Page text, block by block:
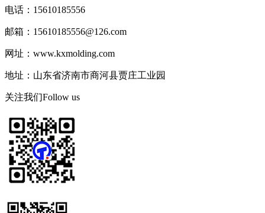
电话：15610185556
邮箱：15610185556@126.com
网址：www.kxmolding.com
地址：山东省济南市商河县贾庄工业园
关注我们Follow us